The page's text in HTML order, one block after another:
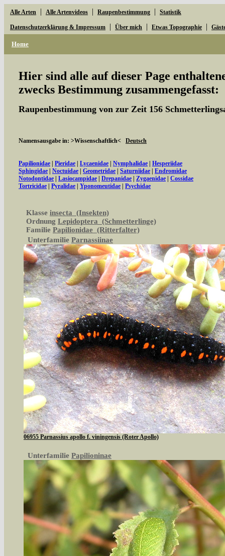
Alle Arten | Alle Artenvideos | Raupenbestimmung | Statistik
Datenschutzerklärung & Impressum | Über mich | Etwas Topographie |
Home
Hier sind alle auf dieser Page
zwecks Bestimmung zusammengefasst:
Raupenbestimmung von zur Zeit 156
Namensausgabe in: >Wissenschaftlich< Deutsch
Papilionidae Pieridae Lycaenidae Nymphalidae
Hesperiidae
Sphingidae
Noctuidae Geometridae Saturniidae
Endromidae
Notodontidae
Lasiocampidae Drepanidae Zygaenidae
Cossidae
Tortricidae
Pyralidae Yponomeutidae Psychidae
Klasse insecta (Insekten)
Ordnung Lepidoptera (Schmetterlinge)
Familie Papilionidae (Ritterfalter)
Unterfamilie Parnassiinae
06955 Parnassius apollo f. viningensis (Roter Apollo)
Unterfamilie Papilioninae